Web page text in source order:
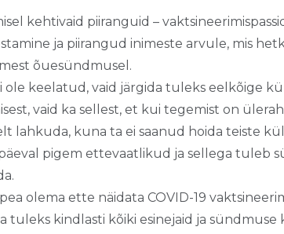
kehtivaid piiranguid –
ja piirangud inimeste arvule, mis
õuesündmusel.
ole keelatud, vaid järgida tuleks eelkõige
vaid ka sellest, et kui tegemist on
lahkuda, kuna ta ei saanud hoida teiste
pigem ettevaatlikud ja sellega tuleb
olema ette näidata COVID-19
tuleks kindlasti kõiki esinejaid ja sündmuse